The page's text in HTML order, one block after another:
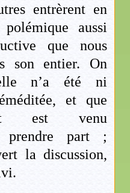
entrèrent en
aussi
que nous
son entier. On
n’a été ni
et que
est venu
prendre part ;
la discussion,